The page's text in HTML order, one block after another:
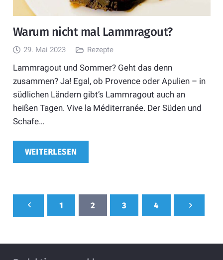
Warum nicht mal Lammragout?
29. Mai 2023 Rezepte
Lammragout und Sommer? Geht das denn
zusammen? Ja! Egal, ob Provence oder Apulien – in
südlichen Ländern gibt’s Lammragout auch an
heißen Tagen. Vive la Méditerranée. Der Süden und
Schafe…
WEITERLESEN
1 2 3 4